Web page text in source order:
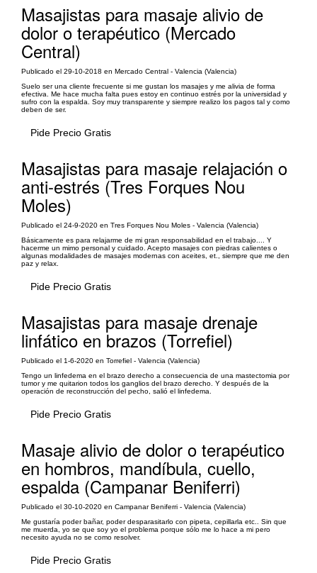
Masajistas para masaje alivio de
dolor o terapéutico (Mercado
Central)
Publicado el 29-10-2018 en Mercado Central - Valencia (Valencia)
Suelo ser una cliente frecuente si me gustan los masajes y me alivia de forma
efectiva. Me hace mucha falta pues estoy en continuo estrés por la universidad y
sufro con la espalda. Soy muy transparente y siempre realizo los pagos tal y como
deben de ser.
Pide Precio Gratis
Masajistas para masaje relajación o
anti-estrés (Tres Forques Nou
Moles)
Publicado el 24-9-2020 en Tres Forques Nou Moles - Valencia (Valencia)
Básicamente es para relajarme de mi gran responsabilidad en el trabajo.... Y
hacerme un mimo personal y cuidado. Acepto masajes con piedras calientes o
algunas modalidades de masajes modernas con aceites, et., siempre que me den
paz y relax.
Pide Precio Gratis
Masajistas para masaje drenaje
linfático en brazos (Torrefiel)
Publicado el 1-6-2020 en Torrefiel - Valencia (Valencia)
Tengo un linfedema en el brazo derecho a consecuencia de una mastectomia por
tumor y me quitarion todos los ganglios del brazo derecho. Y después de la
operación de reconstrucción del pecho, salió el linfedema.
Pide Precio Gratis
Masaje alivio de dolor o terapéutico
en hombros, mandíbula, cuello,
espalda (Campanar Beniferri)
Publicado el 30-10-2020 en Campanar Beniferri - Valencia (Valencia)
Me gustaría poder bañar, poder desparasitarlo con pipeta, cepillarla etc.. Sin que
me muerda, yo se que soy yo el problema porque sólo me lo hace a mi pero
necesito ayuda no se como resolver.
Pide Precio Gratis